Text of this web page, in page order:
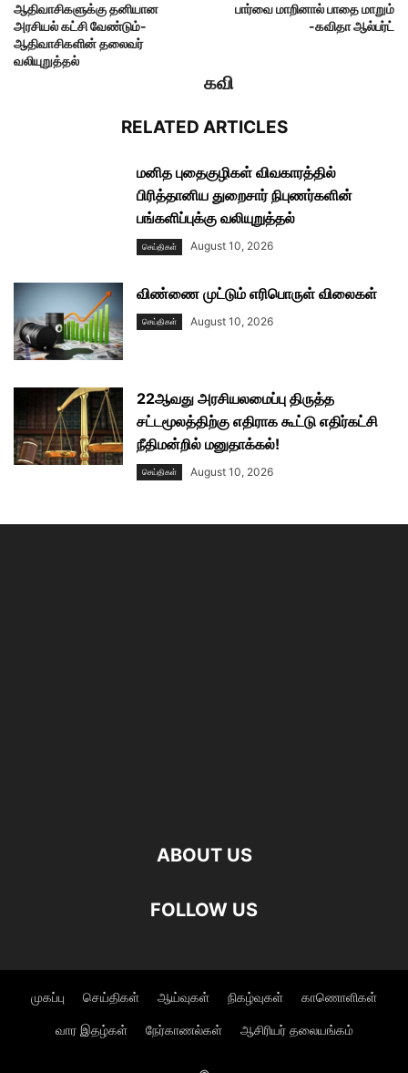
ஆதிவாசிகளுக்கு தனியான
அரசியல் கட்சி வேண்டும்-
ஆதிவாசிகளின் தலைவர்
வலியுறுத்தல்
பார்வை மாறினால் பாதை மாறும்
-கவிதா ஆல்பர்ட்
கவி
RELATED ARTICLES
மனித புதைகுழிகள் விவகாரத்தில்
பிரித்தானிய துறைசார் நிபுணர்களின்
பங்களிப்புக்கு வலியுறுத்தல்
செய்திகள் August 10, 2026
விண்ணை முட்டும் எரிபொருள் விலைகள்
செய்திகள் August 10, 2026
22ஆவது அரசியலமைப்பு திருத்த
சட்டமூலத்திற்கு எதிராக கூட்டு எதிர்கட்சி
நீதிமன்றில் மனுதாக்கல்!
செய்திகள் August 10, 2026
ABOUT US
FOLLOW US
முகப்பு செய்திகள் ஆய்வுகள் நிகழ்வுகள் காணொளிகள்
வார இதழ்கள் நேர்காணல்கள் ஆசிரியர் தலையங்கம்